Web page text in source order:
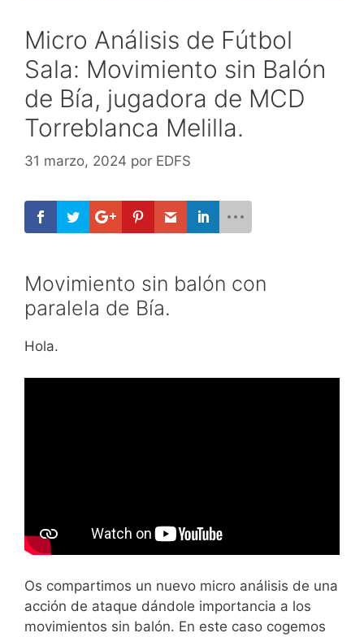
Micro Análisis de Fútbol
Sala: Movimiento sin Balón
de Bía, jugadora de MCD
Torreblanca Melilla.
31 marzo, 2024 por EDFS
Movimiento sin balón con
paralela de Bía.
Hola.
Os compartimos un nuevo micro análisis de una
acción de ataque dándole importancia a los
movimientos sin balón. En este caso cogemos